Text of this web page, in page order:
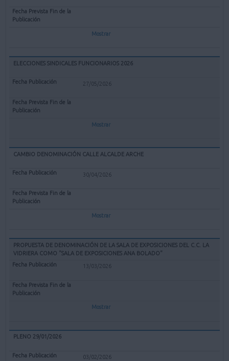
Mostrar
ELECCIONES SINDICALES FUNCIONARIOS 2026
27/05/2026
Mostrar
CAMBIO DENOMINACIÓN CALLE ALCALDE ARCHE
30/04/2026
Mostrar
PROPUESTA DE DENOMINACIÓN DE LA SALA DE EXPOSICIONES DEL C.C. LA
VIDRIERA COMO "SALA DE EXPOSICIONES ANA BOLADO"
13/03/2026
Mostrar
PLENO 29/01/2026
03/02/2026